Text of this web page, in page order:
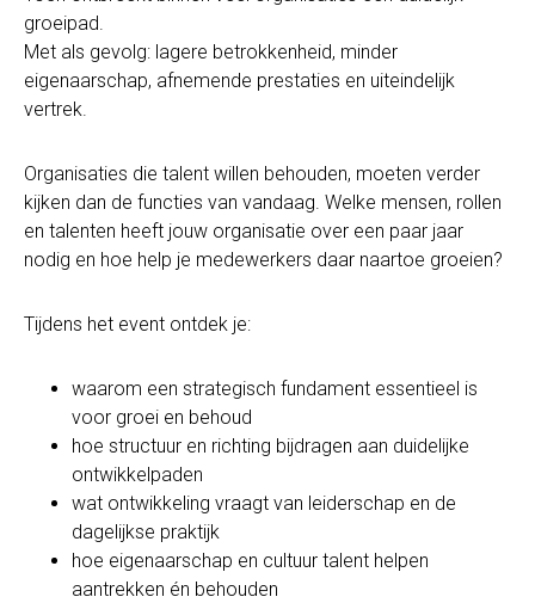
groeipad.
Met als gevolg: lagere betrokkenheid, minder
eigenaarschap, afnemende prestaties en uiteindelijk
vertrek.
Organisaties die talent willen behouden, moeten verder
kijken dan de functies van vandaag. Welke mensen, rollen
en talenten heeft jouw organisatie over een paar jaar
nodig en hoe help je medewerkers daar naartoe groeien?
Tijdens het event ontdek je:
waarom een strategisch fundament essentieel is
voor groei en behoud
hoe structuur en richting bijdragen aan duidelijke
ontwikkelpaden
wat ontwikkeling vraagt van leiderschap en de
dagelijkse praktijk
hoe eigenaarschap en cultuur talent helpen
aantrekken én behouden